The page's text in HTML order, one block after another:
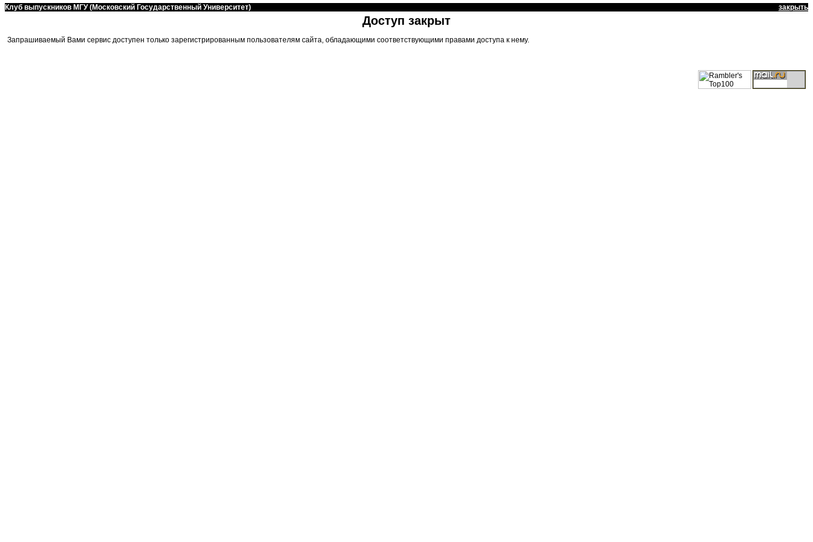
Клуб выпускников МГУ (Московский Государственный Университет) закрыть
Доступ закрыт
Запрашиваемый Вами сервис доступен только зарегистрированным пользователям сайта, обладающими соответствующими правами доступа к нему.